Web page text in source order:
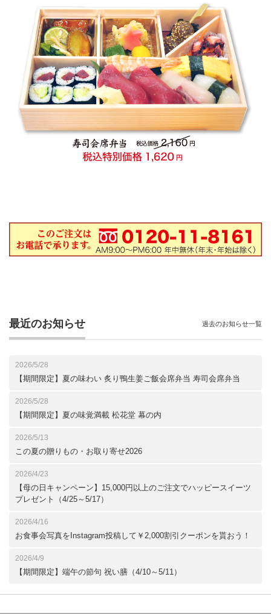
最近のお知らせ
2026/5/28
【期間限定】夏の味わい 炙り鴨生姜ご飯会席弁当 寿司会席弁当
2026/5/28
【期間限定】夏の味覚満載 松花堂 幕の内
2026/5/13
この夏の贈りもの・お取り寄せ2026
2026/4/23
【母の日キャンペーン】15,000円以上のご注文でハッピースイーツ
プレゼント（4/25～5/17）
2026/4/16
お食事会写真をInstagram投稿して￥2,000割引クーポンを貰おう！
2026/4/9
【期間限定】端午の節句 祝い膳（4/10～5/11）
過去のお知らせ一覧